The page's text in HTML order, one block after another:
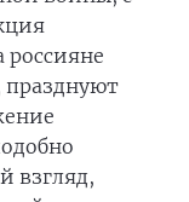
россияне
взгляд,